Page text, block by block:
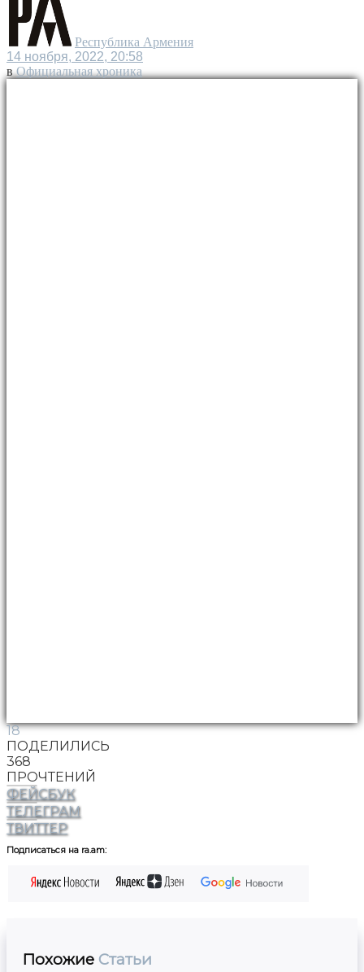
Республика Армения
14 ноября, 2022, 20:58
в Официальная хроника
18
ПОДЕЛИЛИСЬ
368
ПРОЧТЕНИЙ
ФЕЙСБУК
ТЕЛЕГРАМ
ТВИТТЕР
Подписаться на ra.am:
Похожие Статьи